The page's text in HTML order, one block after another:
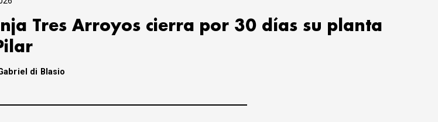
Tres Arroyos cierra por 30 días su planta
di Blasio